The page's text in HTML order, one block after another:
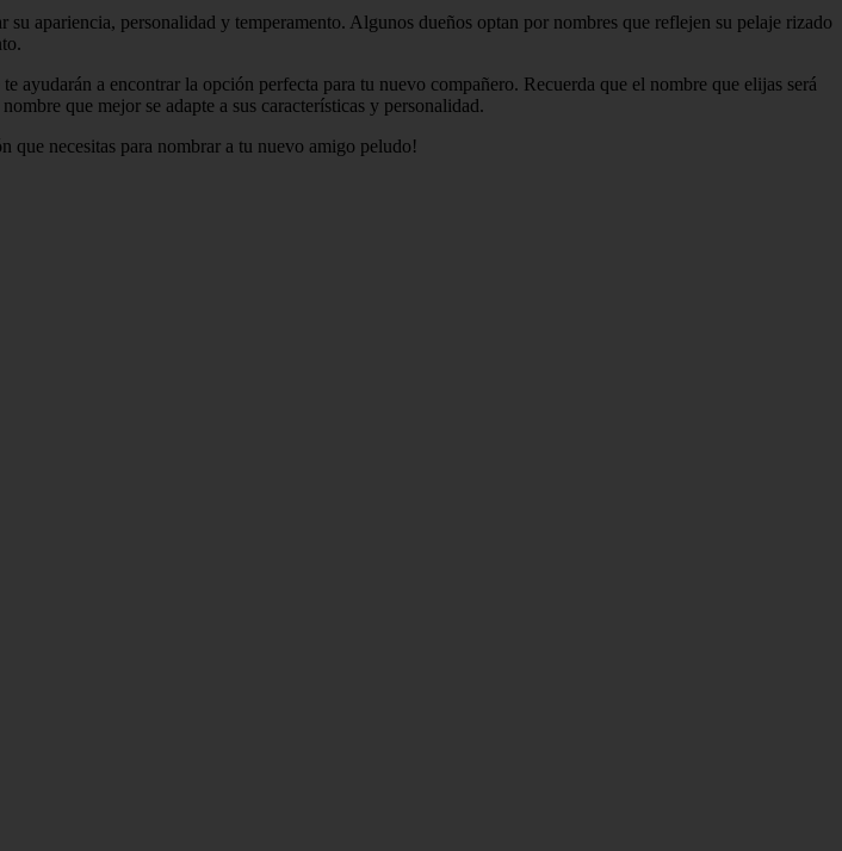
apariencia, personalidad y temperamento. Algunos dueños optan por nombres que reflejen su pelaje rizado
ayudarán a encontrar la opción perfecta para tu nuevo compañero. Recuerda que el nombre que elijas será
que mejor se adapte a sus características y personalidad.
que necesitas para nombrar a tu nuevo amigo peludo!